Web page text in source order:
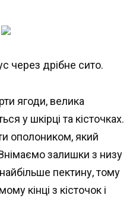
через дрібне сито.
ягоди, велика
у шкірці та кісточках.
ополоником, який
залишки з низу
пектину, тому
кінці з кісточок і